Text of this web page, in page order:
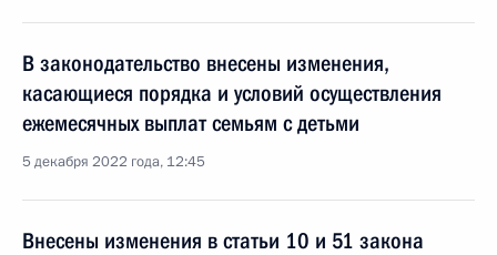
В законодательство внесены изменения,
касающиеся порядка и условий осуществления
ежемесячных выплат семьям с детьми
5 декабря 2022 года, 12:45
Внесены изменения в статьи 10 и 51 закона